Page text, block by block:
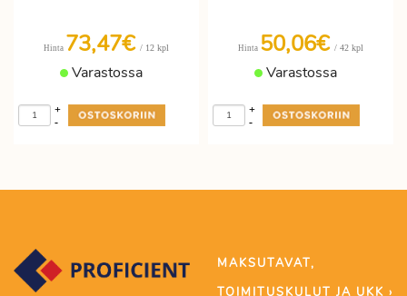
Hinta 73,47€ / 12 kpl
Varastossa
-
+
Hinta 50,06€ / 42 kpl
Varastossa
-
+
MAKSUTAVAT,
TOIMITUSKULUT JA UKK ›